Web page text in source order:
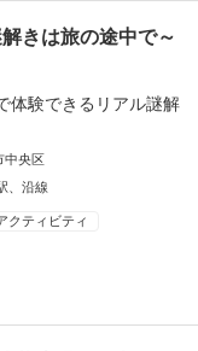
きは旅の途中で～
体験できるリアル謎解
中央区
、沿線
クティビティ